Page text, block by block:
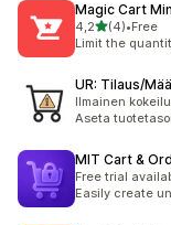
Magic Cart
4,2/ 5 tähteä
(4)
4 arvostelua
•Free
Limit the
UR: Tilaus/
Ilmainen
Aseta
MIT Cart &
Free trial
Easily create